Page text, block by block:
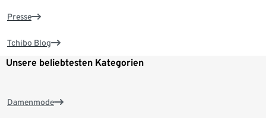
Presse
Tchibo Blog
Unsere beliebtesten Kategorien
Damenmode